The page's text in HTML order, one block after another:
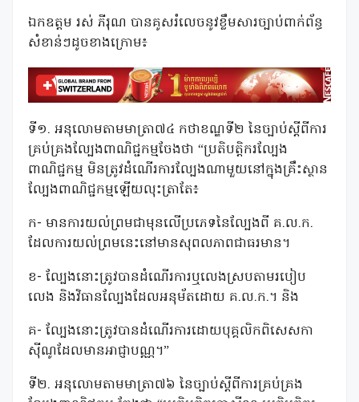
ឯកឧត្តម រស់ ភីរុណ បានគូសរំលេចនូវខ្លឹមសារច្បាប់ពាក់ព័ន្ធ
សំខាន់ៗដូចខាងក្រោម៖
ទី១. អនុលោមតាមមាត្រា៧៤ កថាខណ្ឌទី២ នៃច្បាប់ស្តីពីការ
គ្រប់គ្រងល្បែងពាណិជ្ជកម្មចែងថា “ប្រតិបត្តិករល្បែង
ពាណិជ្ជកម្ម មិនត្រូវដំណើរការល្បែងណាមួយនៅក្នុងគ្រឹះស្ថាន
ល្បែងពាណិជ្ជកម្មឡើយលុះត្រាតែ៖
ក- មានការយល់ព្រមជាមុនលើប្រភេទនៃល្បែងពី គ.ល.ក.
ដែលការយល់ព្រមនេះនៅមានសុពលភាពជាធរមាន។
ខ- ល្បែងនោះត្រូវបានដំណើរការឬលេងស្របតាមរបៀប
លេង និងវិធានល្បែងដែលអនុម័តដោយ គ.ល.ក.។ និង
គ- ល្បែងនោះត្រូវបានដំណើរការដោយបុគ្គលិកពិសេសកា
ស៊ីណូដែលមានអាជ្ញាបណ្ណ។”
ទី២. អនុលោមតាមមាត្រា៧៦ នៃច្បាប់ស្តីពីការគ្រប់គ្រង